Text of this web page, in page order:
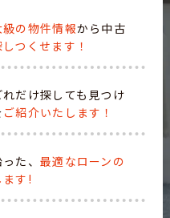
の物件情報から中古
つくせます！
だけ探しても見つけ
ご紹介いたします！
た、 最適なローンの
ます!